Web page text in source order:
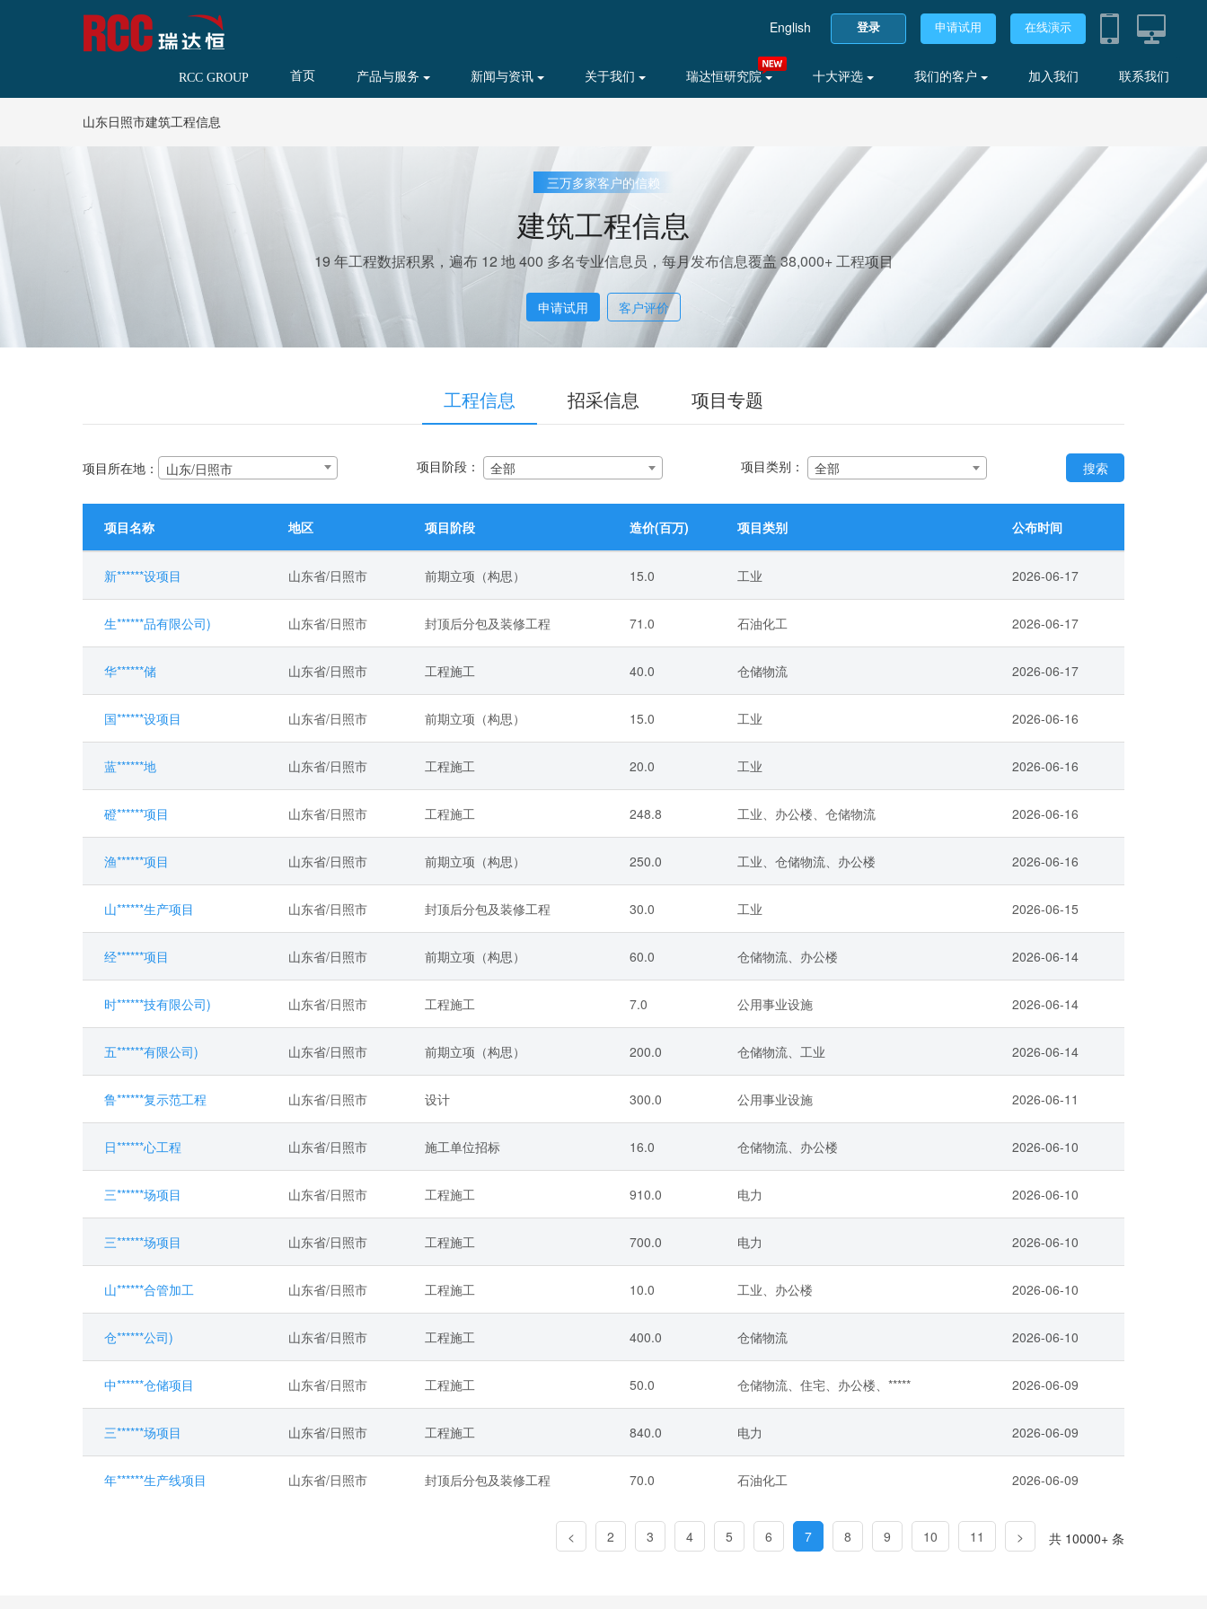
English 登录 申请试用 在线演示
RCC GROUP 首页 产品与服务 新闻与资讯 关于我们 瑞达恒研究院 十大评选 我们的客户 加入我们 联系我们
山东日照市建筑工程信息
三万多家客户的信赖
建筑工程信息
19 年工程数据积累，遍布 12 地 400 多名专业信息员，每月发布信息覆盖 38,000+ 工程项目
申请试用 客户评价
工程信息 招采信息 项目专题
项目所在地： 山东/日照市 项目阶段： 全部 项目类别： 全部 搜索
项目名称 地区 项目阶段 造价(百万) 项目类别 公布时间
新******设项目 山东省/日照市 前期立项（构思） 15.0 工业 2026-06-17
生******品有限公司) 山东省/日照市 封顶后分包及装修工程 71.0 石油化工 2026-06-17
华******储 山东省/日照市 工程施工 40.0 仓储物流 2026-06-17
国******设项目 山东省/日照市 前期立项（构思） 15.0 工业 2026-06-16
蓝******地 山东省/日照市 工程施工 20.0 工业 2026-06-16
磴******项目 山东省/日照市 工程施工 248.8 工业、办公楼、仓储物流 2026-06-16
渔******项目 山东省/日照市 前期立项（构思） 250.0 工业、仓储物流、办公楼 2026-06-16
山******生产项目 山东省/日照市 封顶后分包及装修工程 30.0 工业 2026-06-15
经******项目 山东省/日照市 前期立项（构思） 60.0 仓储物流、办公楼 2026-06-14
时******技有限公司) 山东省/日照市 工程施工 7.0 公用事业设施 2026-06-14
五******有限公司) 山东省/日照市 前期立项（构思） 200.0 仓储物流、工业 2026-06-14
鲁******复示范工程 山东省/日照市 设计 300.0 公用事业设施 2026-06-11
日******心工程 山东省/日照市 施工单位招标 16.0 仓储物流、办公楼 2026-06-10
三******场项目 山东省/日照市 工程施工 910.0 电力 2026-06-10
三******场项目 山东省/日照市 工程施工 700.0 电力 2026-06-10
山******合管加工 山东省/日照市 工程施工 10.0 工业、办公楼 2026-06-10
仓******公司) 山东省/日照市 工程施工 400.0 仓储物流 2026-06-10
中******仓储项目 山东省/日照市 工程施工 50.0 仓储物流、住宅、办公楼、***** 2026-06-09
三******场项目 山东省/日照市 工程施工 840.0 电力 2026-06-09
年******生产线项目 山东省/日照市 封顶后分包及装修工程 70.0 石油化工 2026-06-09
< 2 3 4 5 6 7 8 9 10 11 > 共 10000+ 条